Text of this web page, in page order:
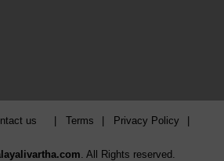
us Terms Privacy Policy
. All Rights reserved.